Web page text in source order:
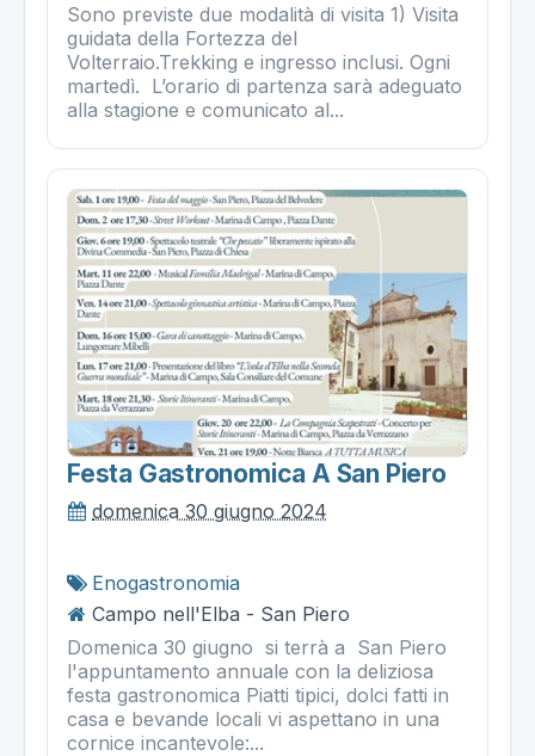
Sono previste due modalità di visita 1) Visita
guidata della Fortezza del
Volterraio.Trekking e ingresso inclusi. Ogni
martedì. L’orario di partenza sarà adeguato
alla stagione e comunicato al...
Festa Gastronomica A San Piero
domenica 30 giugno 2024
Enogastronomia
Campo nell'Elba - San Piero
Domenica 30 giugno si terrà a San Piero
l'appuntamento annuale con la deliziosa
festa gastronomica Piatti tipici, dolci fatti in
casa e bevande locali vi aspettano in una
cornice incantevole:...